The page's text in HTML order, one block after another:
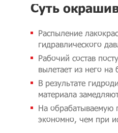
Суть
Распыление
гидравлического
Рабочий состав
вылетает из него на
В результате
материала
На обрабатываемую
экономно, чем при